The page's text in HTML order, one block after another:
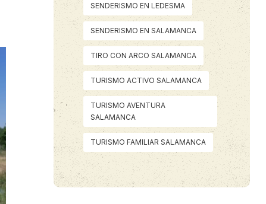
SENDERISMO EN LEDESMA
SENDERISMO EN SALAMANCA
TIRO CON ARCO SALAMANCA
TURISMO ACTIVO SALAMANCA
TURISMO AVENTURA
SALAMANCA
TURISMO FAMILIAR SALAMANCA